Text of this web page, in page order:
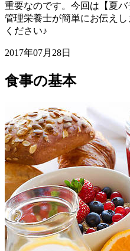
重要なのです。今回は【夏バ
管理栄養士が簡単にお伝え
ください♪
2017年07月28日
食事の基本